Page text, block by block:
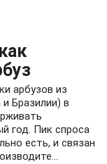
арбузов из
Бразилии) в
год. Пик спроса
есть, и связан